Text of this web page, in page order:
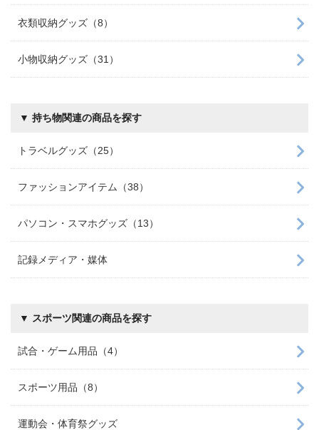
衣類収納グッズ（8）
小物収納グッズ（31）
▼ 持ち物関連の商品を探す
トラベルグッズ（25）
ファッションアイテム（38）
パソコン・スマホグッズ（13）
記録メディア・媒体
▼ スポーツ関連の商品を探す
試合・ゲーム用品（4）
スポーツ用品（8）
運動会・体育祭グッズ